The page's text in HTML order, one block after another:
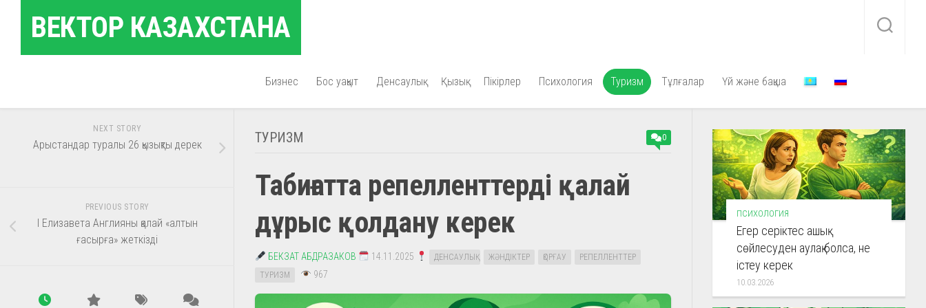
contentВЕКТОР КАЗАХСТАНА
Бизнес Бос уақыт Денсаулық Қызық Пікірлер Психология Туризм Тұлғалар Үй және бақша
ТУРИЗМ 0
Табиғатта репелленттерді қалай
дұрыс қолдану керек
БЕКЗАТ АБДРАЗАКОВ 14.11.2025 ДЕНСАУЛЫҚ ЖӘНДІКТЕР ҚОРҒАУ
РЕПЕЛЛЕНТТЕР
ТУРИЗМ
967
NEXT STORY
Арыстандар туралы 26 қызықты дерек
PREVIOUS STORY
І Елизавета Англияны қалай «алтын
ғасырға» жеткізді
ПСИХОЛОГИЯ
Егер серіктес ашық
сөйлесуден аулақ болса, не
істеу керек
10.03.2026